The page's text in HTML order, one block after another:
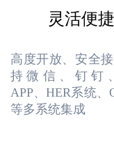
灵活便捷
高度开放、安全
持微信、钉钉
APP、HER系统、
等多系统集成